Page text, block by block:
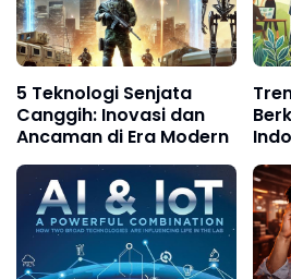
5 Teknologi Senjata
Canggih: Inovasi dan
Ancaman di Era Modern